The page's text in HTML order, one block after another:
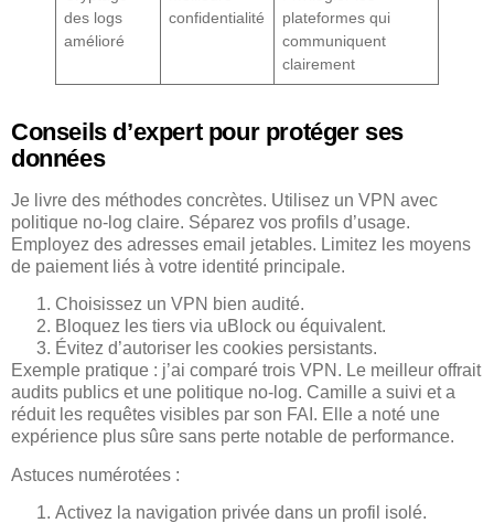
des logs
amélioré
confidentialité
plateformes qui
communiquent
clairement
Conseils d’expert pour protéger ses
données
Je livre des méthodes concrètes. Utilisez un VPN avec
politique no-log claire. Séparez vos profils d’usage.
Employez des adresses email jetables. Limitez les moyens
de paiement liés à votre identité principale.
Choisissez un VPN bien audité.
Bloquez les tiers via uBlock ou équivalent.
Évitez d’autoriser les cookies persistants.
Exemple pratique : j’ai comparé trois VPN. Le meilleur offrait
audits publics et une politique no-log. Camille a suivi et a
réduit les requêtes visibles par son FAI. Elle a noté une
expérience plus sûre sans perte notable de performance.
Astuces numérotées :
Activez la navigation privée dans un profil isolé.